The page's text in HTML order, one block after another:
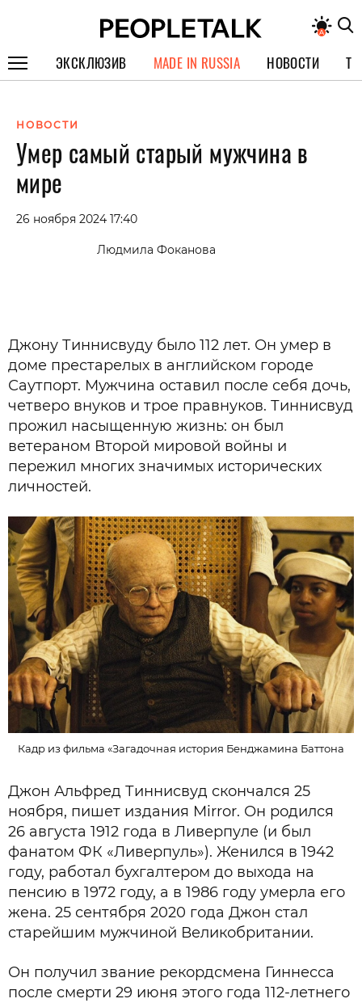
ЭКСКЛЮЗИВ
СПЕЦПРОЕКТЫ
ИНТЕРВЬЮ
MADE IN RUSSIA НОВОСТИ
НОВОСТИ
Умер самый старый мужчина в
мире
26 ноября 2024 17:40
Людмила Фоканова
Джону Тиннисвуду было 112 лет. Он умер в
доме престарелых в английском городе
Саутпорт. Мужчина оставил после себя дочь,
четверо внуков и трое правнуков. Тиннисвуд
прожил насыщенную жизнь: он был
ветераном Второй мировой войны и
пережил многих значимых исторических
личностей.
Кадр из фильма «Загадочная история Бенджамина Баттона
Джон Альфред Тиннисвуд скончался 25
ноября, пишет издания Mirror. Он родился
26 августа 1912 года в Ливерпуле (и был
фанатом ФК «Ливерпуль»). Женился в 1942
году, работал бухгалтером до выхода на
пенсию в 1972 году, а в 1986 году умерла его
жена. 25 сентября 2020 года Джон стал
старейшим мужчиной Великобритании.
Он получил звание рекордсмена Гиннесса
после смерти 29 июня этого года 112-летнего